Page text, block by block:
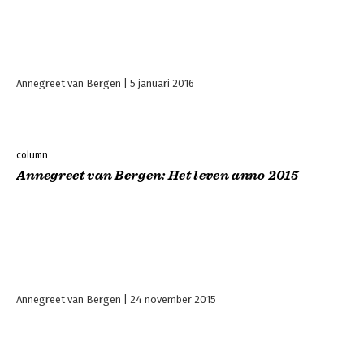
Annegreet van Bergen 5 januari 2016
column
Annegreet van Bergen: Het leven anno 2015
Annegreet van Bergen 24 november 2015